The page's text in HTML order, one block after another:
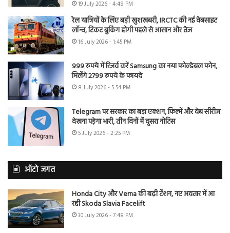
19 July 2026 - 4:48 PM
रेल यात्रियों के लिए बड़ी खुशखबरी, IRCTC की नई वेबसाइट
लॉन्च, टिकट बुकिंग होगी पहले से आसान और तेज
16 July 2026 - 1:45 PM
999 रुपये में रिजर्व करें Samsung का नया फोल्डेबल फोन,
मिलेंगे 2799 रुपये के फायदे
8 July 2026 - 5:54 PM
Telegram पर सरकार का बड़ा एक्शन, फिल्में और वेब सीरीज
देखना पड़ेगा भारी, तीन दिनों में दूसरा नोटिस
5 July 2026 - 2:25 PM
ऑटो जगत
Honda City और Verna की बढ़ी टेंशन, नए अवतार में आ
रही Skoda Slavia Facelift
30 July 2026 - 7:48 PM